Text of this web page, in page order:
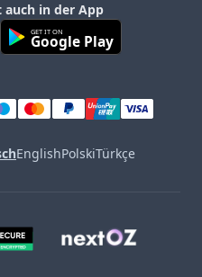
in der App
GET IT ON
Google Play
EnglishPolskiTürkçe